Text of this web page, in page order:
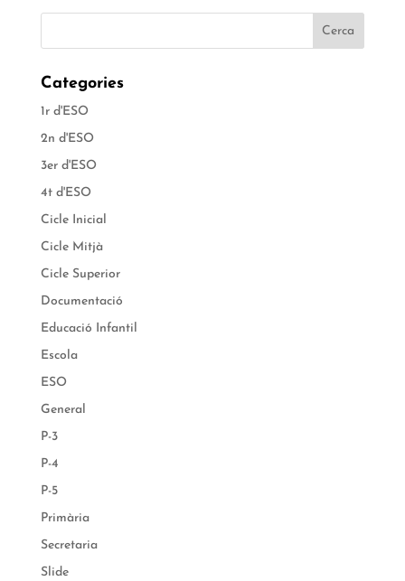
Categories
1r d'ESO
2n d'ESO
3er d'ESO
4t d'ESO
Cicle Inicial
Cicle Mitjà
Cicle Superior
Documentació
Educació Infantil
Escola
ESO
General
P-3
P-4
P-5
Primària
Secretaria
Slide